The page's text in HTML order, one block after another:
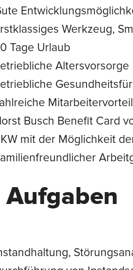
Werkzeug,
Tage Urlaub
Altersvorsorge
Busch Benefit Card
mit der Möglichkeit
Aufgaben